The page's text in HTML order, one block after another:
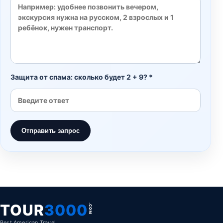
Защита от спама: сколько будет 2 + 9? *
Отправить запрос
TOUR3000 .COM